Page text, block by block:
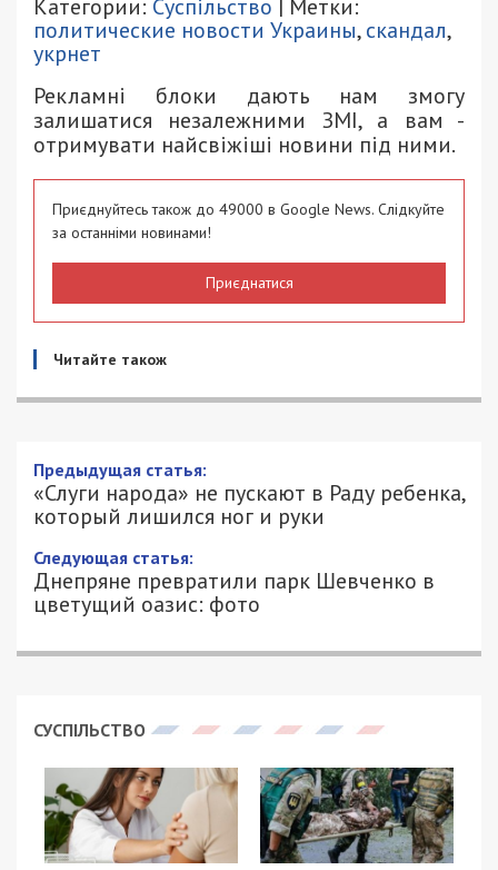
Категории: Суспільство | Метки:
политические новости Украины,скандал,
укрнет
Рекламні блоки дають нам змогу
залишатися незалежними ЗМІ, а вам -
отримувати найсвіжіші новини під ними.
Приєднуйтесь також до 49000 в Google News. Слідкуйте
за останніми новинами!
Приєднатися
Читайте також
Предыдущая статья:
«Слуги народа» не пускают в Раду ребенка,
который лишился ног и руки
Следующая статья:
Днепряне превратили парк Шевченко в
цветущий оазис: фото
СУСПІЛЬСТВО